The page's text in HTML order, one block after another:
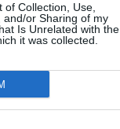
of Collection, Use,
and/or Sharing of my
Is Unrelated with the
it was collected.